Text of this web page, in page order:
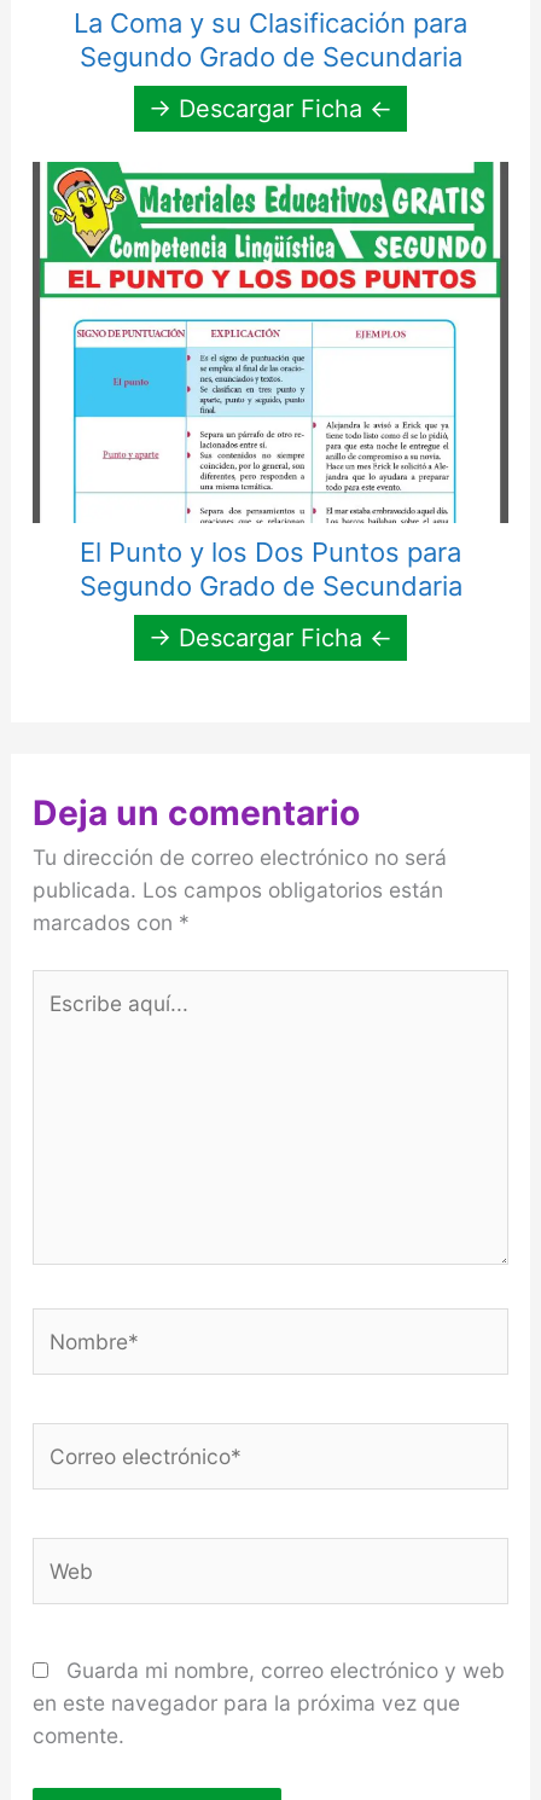
La Coma y su Clasificación para
Segundo Grado de Secundaria
→ Descargar Ficha ←
El Punto y los Dos Puntos para
Segundo Grado de Secundaria
→ Descargar Ficha ←
Deja un comentario
Tu dirección de correo electrónico no será
publicada. Los campos obligatorios están
marcados con *
aquí...
electrónico*
Guarda mi nombre, correo electrónico y web
en este navegador para la próxima vez que
comente.